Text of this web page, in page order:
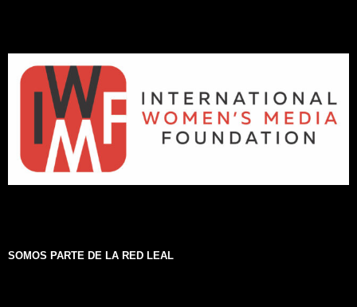
SOMOS PARTE DE LA RED LEAL